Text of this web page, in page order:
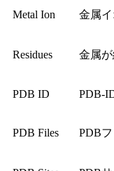
Metal Ion 金属
Residues 金属
PDB ID PDB-
PDB Files PDB